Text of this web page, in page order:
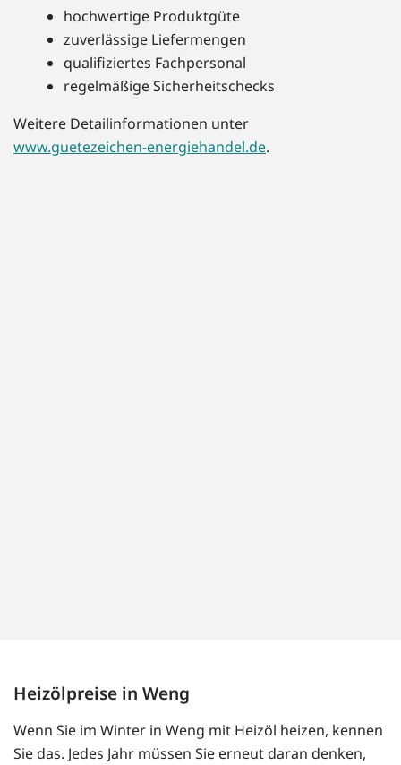
hochwertige Produktgüte
zuverlässige Liefermengen
qualifiziertes Fachpersonal
regelmäßige Sicherheitschecks
Weitere Detailinformationen unter
www.guetezeichen-energiehandel.de.
Heizölpreise in Weng
Wenn Sie im Winter in Weng mit Heizöl heizen, kennen
Sie das. Jedes Jahr müssen Sie erneut daran denken,